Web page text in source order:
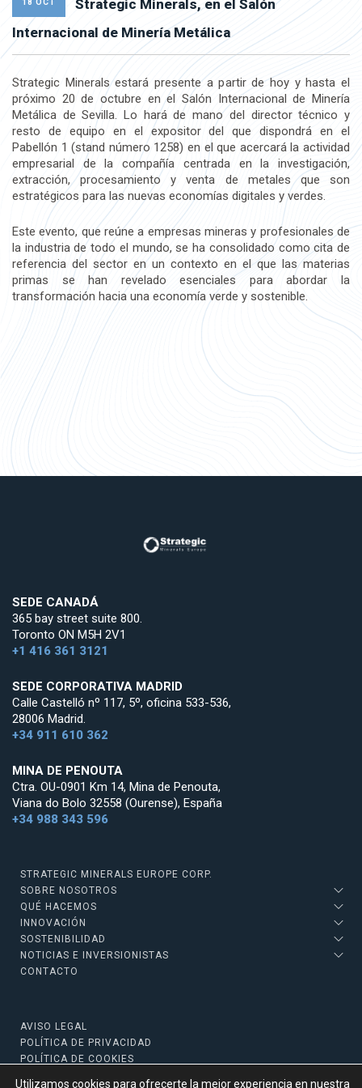
18 OCT
Strategic Minerals, en el Salón
Internacional de Minería Metálica
Strategic Minerals estará presente a partir de hoy y hasta el
próximo 20 de octubre en el Salón Internacional de Minería
Metálica de Sevilla. Lo hará de mano del director técnico y
resto de equipo en el expositor del que dispondrá en el
Pabellón 1 (stand número 1258) en el que acercará la actividad
empresarial de la compañía centrada en la investigación,
extracción, procesamiento y venta de metales que son
estratégicos para las nuevas economías digitales y verdes.
Este evento, que reúne a empresas mineras y profesionales de
la industria de todo el mundo, se ha consolidado como cita de
referencia del sector en un contexto en el que las materias
primas se han revelado esenciales para abordar la
transformación hacia una economía verde y sostenible.
SEDE CANADÁ
365 bay street suite 800.
Toronto ON M5H 2V1
+1 416 361 3121
SEDE CORPORATIVA MADRID
Calle Castelló nº 117, 5º, oficina 533-536,
28006 Madrid.
+34 911 610 362
MINA DE PENOUTA
Ctra. OU-0901 Km 14, Mina de Penouta,
Viana do Bolo 32558 (Ourense), España
+34 988 343 596
STRATEGIC MINERALS EUROPE CORP.
SOBRE NOSOTROS
QUÉ HACEMOS
INNOVACIÓN
SOSTENIBILIDAD
NOTICIAS E INVERSIONISTAS
CONTACTO
AVISO LEGAL
POLÍTICA DE PRIVACIDAD
POLÍTICA DE COOKIES
Utilizamos cookies para ofrecerte la mejor experiencia en nuestra